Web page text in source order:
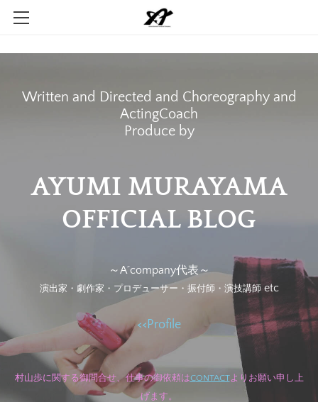
Written and Directed and Choreography and
ActingCoach
​Produce by
AYUMI MURAYAMA
​OFFICIAL BLOG
～A´company代表～
演出家・劇作家・プロデューサー・振付師・演技講師etc
<<Profile
村山歩に関する御問合せ、仕事の御依頼はCONTACTより お願い申し上
げます。
Contact